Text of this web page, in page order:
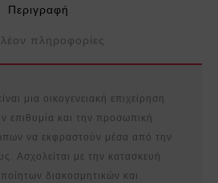
Περιγραφή
πληροφορίες
μια οικογενειακή επιχείρηση
επιθυμία και την προσωπική
να εκφραστούν μέσα από την
Ασχολείται με την κατασκευή
διακοσμητικών και